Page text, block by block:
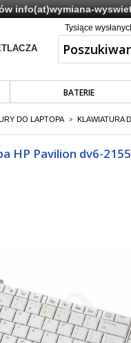
info(at)wymiana-
Tysiące
BATERIE
DO LAPTOPA > KLAWIATURA
HP Pavilion dv6-